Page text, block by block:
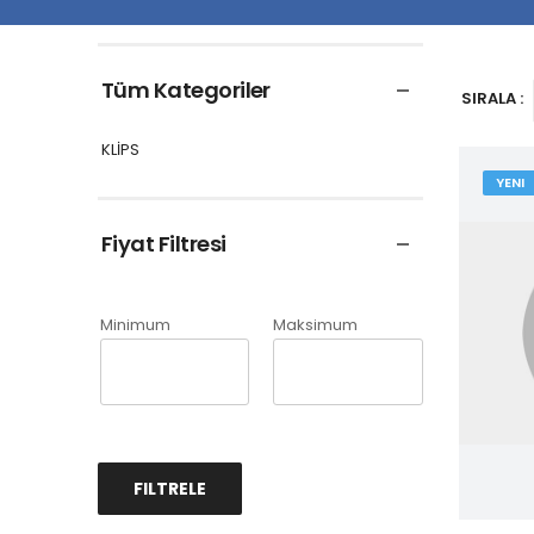
Tüm Kategoriler
KLİPS
Fiyat Filtresi
Minimum Maksimum
FILTRELE
SIRALA :
YENI